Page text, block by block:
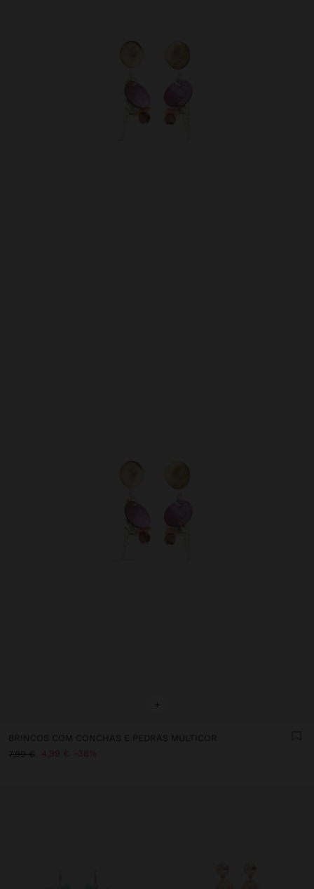
+
BRINCOS COM CONCHAS E PEDRAS MULTICOR
7,99 €
4,99 € 38%